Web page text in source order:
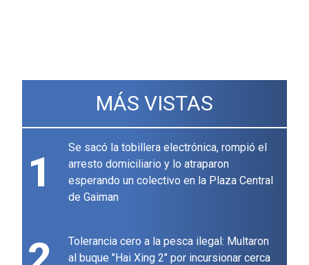
MÁS VISTAS
1
Se sacó la tobillera electrónica, rompió el
arresto domiciliario y lo atraparon
esperando un colectivo en la Plaza Central
de Gaiman
Tolerancia cero a la pesca ilegal: Multaron
al buque "Hai Xing 2" por incursionar cerca